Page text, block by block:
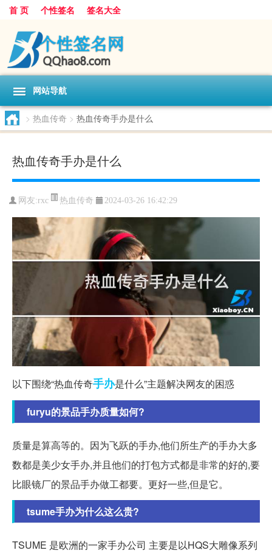
首 页 个性签名 签名大全
网站导航
> 热血传奇 > 热血传奇手办是什么
热血传奇手办是什么
网友:rxc 热血传奇 2024-03-26 16:42:29
以下围绕“热血传奇手办是什么”主题解决网友的困惑
furyu的景品手办质量如何?
质量是算高等的。因为飞跃的手办,他们所生产的手办大多
数都是美少女手办,并且他们的打包方式都是非常的好的,要
比眼镜厂的景品手办做工都要。更好一些,但是它。
tsume手办为什么这么贵?
TSUME 是欧洲的一家手办公司 主要是以HQS大雕像系列